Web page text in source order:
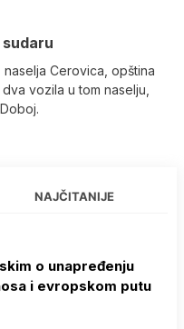
Cerovica, opština
vozila u tom naselju,
NAJČITANIJE
o unapređenju
i evropskom putu